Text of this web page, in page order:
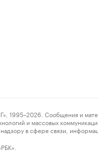
Сообщения и
и массовых
в сфере связи,